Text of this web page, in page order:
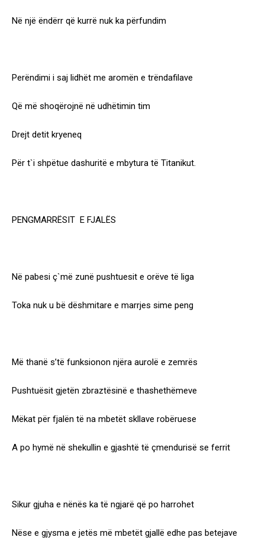
Në një ëndërr që kurrë nuk ka përfundim
Perëndimi i saj lidhët me aromën e trëndafilave
Që më shoqërojnë në udhëtimin tim
Drejt detit kryeneq
Për t`i shpëtue dashuritë e mbytura të Titanikut.
PENGMARRËSIT E FJALËS
Në pabesi ç`më zunë pushtuesit e orëve të liga
Toka nuk u bë dëshmitare e marrjes sime peng
Më thanë s’të funksionon njëra aurolë e zemrës
Pushtuësit gjetën zbraztësinë e thashethëmeve
Mëkat për fjalën të na mbetët skllave robëruese
A po hymë në shekullin e gjashtë të çmendurisë se ferrit
Sikur gjuha e nënës ka të ngjarë që po harrohet
Nëse e gjysma e jetës më mbetët gjallë edhe pas betejave